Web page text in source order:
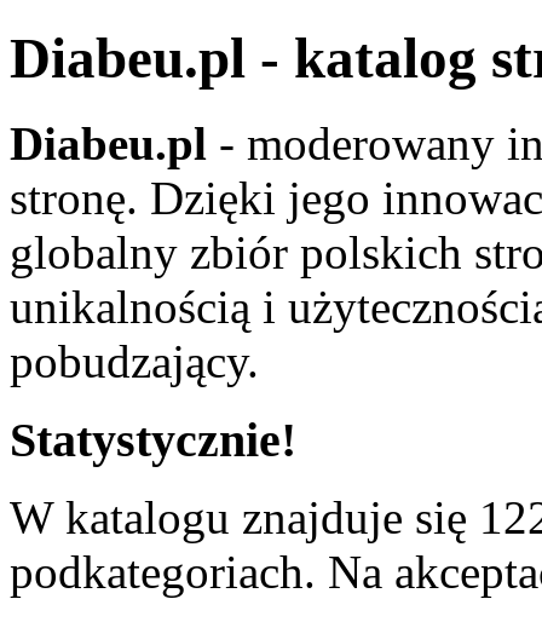
Diabeu.pl - katalog
Diabeu.pl - moderowany
stronę. Dzięki jego
globalny zbiór polskich
unikalnością i
pobudzający.
Statystycznie!
W katalogu znajduje się
podkategoriach. Na